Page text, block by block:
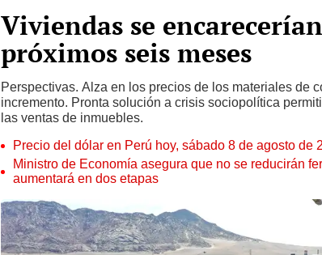
Viviendas se
próximos seis meses
Perspectivas. Alza en los precios de los materiales de
incremento. Pronta solución a crisis sociopolítica
las ventas de inmuebles.
Precio del dólar en Perú hoy, sábado 8 de agosto de
Ministro de Economía asegura que no se reducirán
aumentará en dos etapas